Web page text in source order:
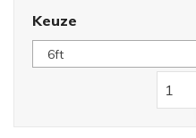
Keuze